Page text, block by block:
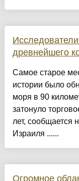
древнейшего
Самое старое
истории было
моря в 90
затонуло
лет, сообщается
Израиля ......
Огромное